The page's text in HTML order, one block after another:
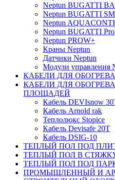
Neptun BUGATTI
Neptun BUGATTI
Neptun
Neptun BUGATTI
Neptun PROW+
Краны Neptun
Датчики Neptun
Модули управления
КАБЕЛИ ДЛЯ
КАБЕЛИ ДЛЯ
ПЛОЩАДЕЙ
Кабель DEVIsnow
Кабель Arnold rak
Теплолюкс Stopice
Кабель Devisafe 20T
Кабель DSIG-10
ТЕПЛЫЙ ПОЛ ПОД
ТЕПЛЫЙ ПОЛ В
ТЕПЛЫЙ ПОЛ ПОД
ПРОМЫШЛЕННЫЙ И